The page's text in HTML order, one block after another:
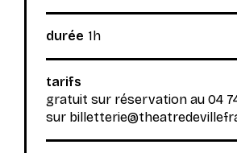
durée 1h
tarifs
gratuit sur réservation au 04
sur